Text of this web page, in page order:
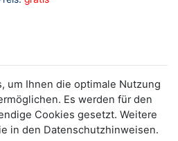
um Ihnen die optimale Nutzung
Es werden für den
Cookies gesetzt. Weitere
in den Datenschutzhinweisen.